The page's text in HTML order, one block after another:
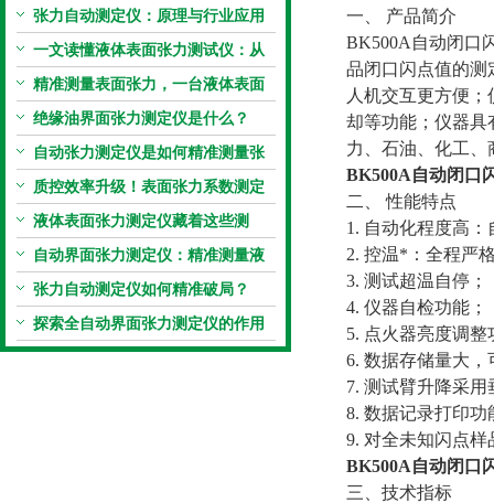
张力自动测定仪：原理与行业应用
解析
一文读懂液体表面张力测试仪：从
原理到应用全掌握
精准测量表面张力，一台液体表面
张力系数测量仪就够了
绝缘油界面张力测定仪是什么？
自动张力测定仪是如何精准测量张
力的？
质控效率升级！表面张力系数测定
仪真香警告
液体表面张力测定仪藏着这些测
定“小窍门”
自动界面张力测定仪：精准测量液
体界面张力的关键设备
张力自动测定仪如何精准破局？
探索全自动界面张力测定仪的作用
一、 产品简介
BK500A自动闭口
品闭口闪点值的
人机交互更方便
却等功能；仪器具
力、石油、化工
BK500A自动闭口
二、 性能特点
1. 自动化程度高
2. 控温*：全程严
3. 测试超温自停；
4. 仪器自检功能；
5. 点火器亮度调整
6. 数据存储量大，
7. 测试臂升降采用
8. 数据记录打印功
9. 对全未知闪点
BK500A自动闭口
三、技术指标